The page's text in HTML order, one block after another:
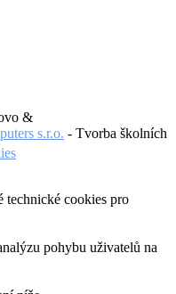
&
s.r.o. - Tvorba školních
technické cookies pro
pohybu uživatelů na